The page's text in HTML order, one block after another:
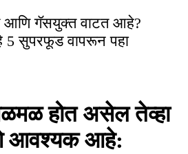
गॅसयुक्त वाटत आहे?
5 सुपरफूड वापरून पहा
होत असेल तेव्हा
आवश्यक आहे: